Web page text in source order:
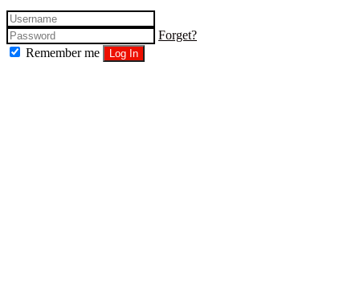
Forget?
Remember me
Log In